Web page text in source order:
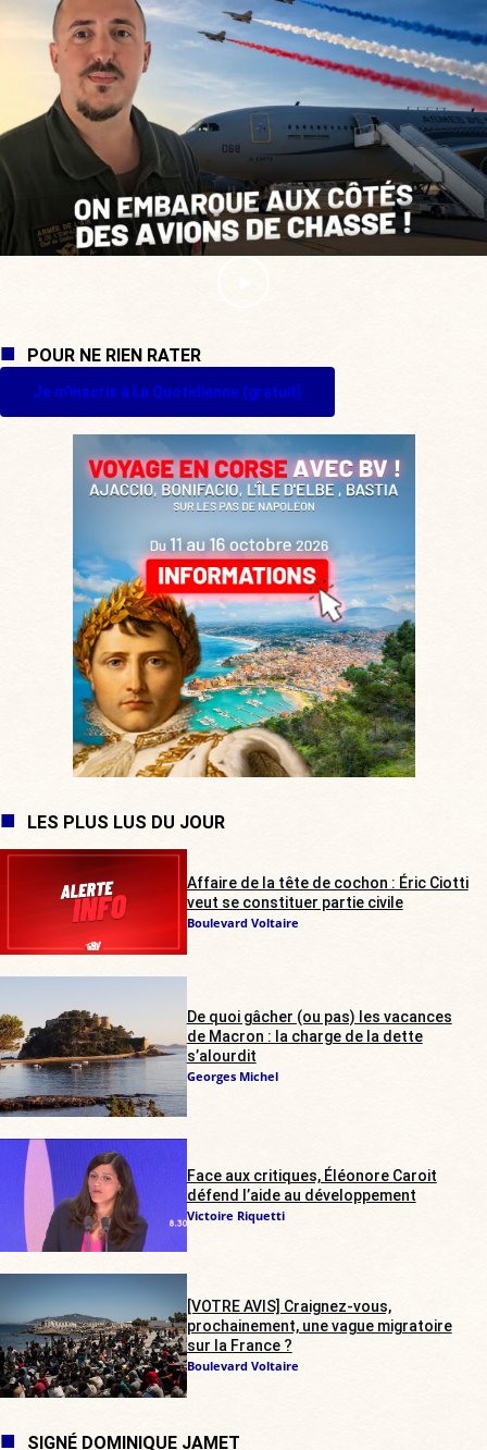
POUR NE RIEN RATER
Je m'inscris à La Quotidienne (gratuit)
LES PLUS LUS DU JOUR
Affaire de la tête de cochon : Éric Ciotti
veut se constituer partie civile
Boulevard Voltaire
De quoi gâcher (ou pas) les vacances
de Macron : la charge de la dette
s’alourdit
Georges Michel
Face aux critiques, Éléonore Caroit
défend l’aide au développement
Victoire Riquetti
[VOTRE AVIS] Craignez-vous,
prochainement, une vague migratoire
sur la France ?
Boulevard Voltaire
SIGNÉ DOMINIQUE JAMET